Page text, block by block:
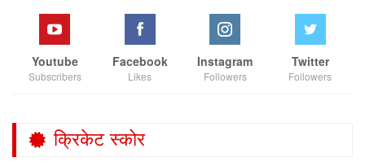
Youtube
Subscribers
Facebook
Likes
Instagram
Followers
Twitter
Followers
क्रिकेट स्कोर